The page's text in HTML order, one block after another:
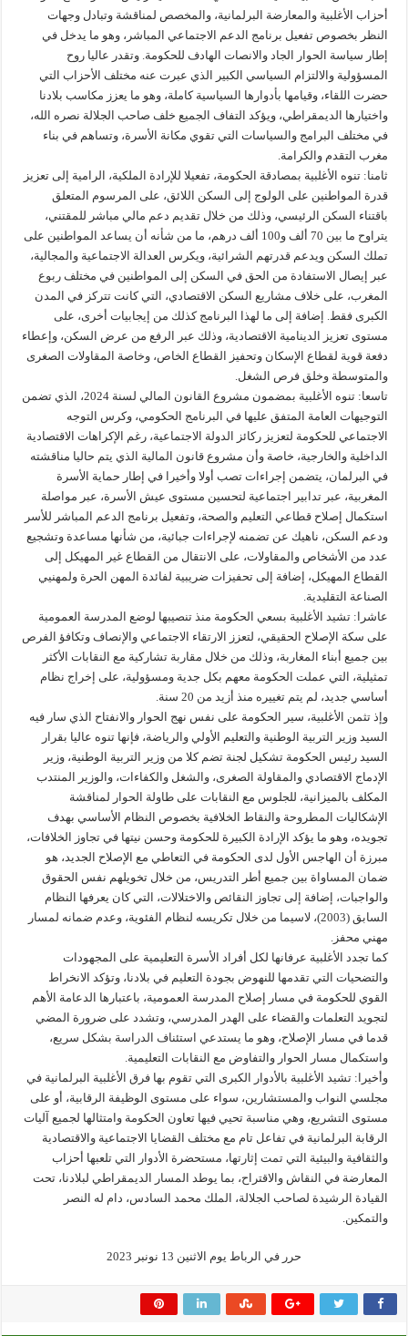
أحزاب الأغلبية والمعارضة البرلمانية، والمخصص لمناقشة وتبادل وجهات
النظر بخصوص تفعيل برنامج الدعم الاجتماعي المباشر، وهو ما يدخل في
إطار سياسة الحوار الجاد والانصات الهادف للحكومة. وتقدر عاليا روح
المسؤولية والالتزام السياسي الكبير الذي عبرت عنه مختلف الأحزاب التي
حضرت اللقاء، وقيامها بأدوارها السياسية كاملة، وهو ما يعزز مكاسب بلادنا
واختيارها الديمقراطي، ويؤكد التفاف الجميع خلف صاحب الجلالة نصره الله،
في مختلف البرامج والسياسات التي تقوي مكانة الأسرة، وتساهم في بناء
مغرب التقدم والكرامة.
ثامنا: تنوه الأغلبية بمصادقة الحكومة، تفعيلا للإرادة الملكية، الرامية إلى تعزيز
قدرة المواطنين على الولوج إلى السكن اللائق، على المرسوم المتعلق
باقتناء السكن الرئيسي، وذلك من خلال تقديم دعم مالي مباشر للمقتني،
يتراوح ما بين 70 ألف و100 ألف درهم، ما من شأنه أن يساعد المواطنين على
تملك السكن ويدعم قدرتهم الشرائية، ويكرس العدالة الاجتماعية والمجالية،
عبر إيصال الاستفادة من الحق في السكن إلى المواطنين في مختلف ربوع
المغرب، على خلاف مشاريع السكن الاقتصادي، التي كانت تتركز في المدن
الكبرى فقط. إضافة إلى ما لهذا البرنامج كذلك من إيجابيات أخرى، على
مستوى تعزيز الدينامية الاقتصادية، وذلك عبر الرفع من عرض السكن، وإعطاء
دفعة قوية لقطاع الإسكان وتحفيز القطاع الخاص، وخاصة المقاولات الصغرى
والمتوسطة وخلق فرص الشغل.
تاسعا: تنوه الأغلبية بمضمون مشروع القانون المالي لسنة 2024، الذي تضمن
التوجيهات العامة المتفق عليها في البرنامج الحكومي، وكرس التوجه
الاجتماعي للحكومة لتعزيز ركائز الدولة الاجتماعية، رغم الإكراهات الاقتصادية
الداخلية والخارجية، خاصة وأن مشروع قانون المالية الذي يتم حاليا مناقشته
في البرلمان، يتضمن إجراءات تصب أولا وأخيرا في إطار حماية الأسرة
المغربية، عبر تدابير اجتماعية لتحسين مستوى عيش الأسرة، عبر مواصلة
استكمال إصلاح قطاعي التعليم والصحة، وتفعيل برنامج الدعم المباشر للأسر
ودعم السكن، ناهيك عن تضمنه لإجراءات جبائية، من شأنها مساعدة وتشجيع
عدد من الأشخاص والمقاولات، على الانتقال من القطاع غير المهيكل إلى
القطاع المهيكل، إضافة إلى تحفيزات ضريبية لفائدة المهن الحرة ولمهنيي
الصناعة التقليدية.
عاشرا: تشيد الأغلبية بسعي الحكومة منذ تنصيبها لوضع المدرسة العمومية
على سكة الإصلاح الحقيقي، لتعزز الارتقاء الاجتماعي والإنصاف وتكافؤ الفرص
بين جميع أبناء المغاربة، وذلك من خلال مقاربة تشاركية مع النقابات الأكثر
تمثيلية، التي عملت الحكومة معهم بكل جدية ومسؤولية، على إخراج نظام
أساسي جديد، لم يتم تغييره منذ أزيد من 20 سنة.
وإذ تثمن الأغلبية، سير الحكومة على نفس نهج الحوار والانفتاح الذي سار فيه
السيد وزير التربية الوطنية والتعليم الأولي والرياضة، فإنها تنوه عاليا بقرار
السيد رئيس الحكومة تشكيل لجنة تضم كلا من وزير التربية الوطنية، وزير
الإدماج الاقتصادي والمقاولة الصغرى، والشغل والكفاءات، والوزير المنتدب
المكلف بالميزانية، للجلوس مع النقابات على طاولة الحوار لمناقشة
الإشكاليات المطروحة والنقاط الخلافية بخصوص النظام الأساسي بهدف
تجويده، وهو ما يؤكد الإرادة الكبيرة للحكومة وحسن نيتها في تجاوز الخلافات،
مبرزة أن الهاجس الأول لدى الحكومة في التعاطي مع الإصلاح الجديد، هو
ضمان المساواة بين جميع أطر التدريس، من خلال تخويلهم نفس الحقوق
والواجبات، إضافة إلى تجاوز النقائص والاختلالات، التي كان يعرفها النظام
السابق (2003)، لاسيما من خلال تكريسه لنظام الفئوية، وعدم ضمانه لمسار
مهني محفز.
كما تجدد الأغلبية عرفانها لكل أفراد الأسرة التعليمية على المجهودات
والتضحيات التي تقدمها للنهوض بجودة التعليم في بلادنا، وتؤكد الانخراط
القوي للحكومة في مسار إصلاح المدرسة العمومية، باعتبارها الدعامة الأهم
لتجويد التعلمات والقضاء على الهدر المدرسي، وتشدد على ضرورة المضي
قدما في مسار الإصلاح، وهو ما يستدعي استئناف الدراسة بشكل سريع،
واستكمال مسار الحوار والتفاوض مع النقابات التعليمية.
وأخيرا: تشيد الأغلبية بالأدوار الكبرى التي تقوم بها فرق الأغلبية البرلمانية في
مجلسي النواب والمستشارين، سواء على مستوى الوظيفة الرقابية، أو على
مستوى التشريع، وهي مناسبة تحيي فيها تعاون الحكومة وامتثالها لجميع آليات
الرقابة البرلمانية في تفاعل تام مع مختلف القضايا الاجتماعية والاقتصادية
والثقافية والبيئية التي تمت إثارتها، مستحضرة الأدوار التي تلعبها أحزاب
المعارضة في النقاش والاقتراح، بما يوطد المسار الديمقراطي لبلادنا، تحت
القيادة الرشيدة لصاحب الجلالة، الملك محمد السادس، دام له النصر
والتمكين.
حرر في الرباط يوم الاثنين 13 نونبر 2023